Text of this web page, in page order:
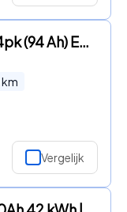
BMW i3 - s 184pk (94 Ah) Executive Edition
km
Vergelijk